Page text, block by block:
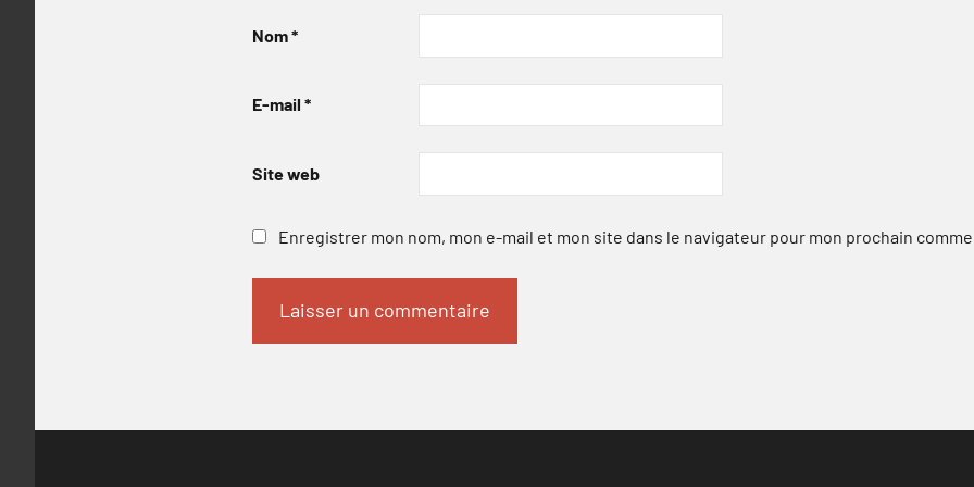
Nom*
E-mail *
Site web
Enregistrer mon nom, mon e-mail et mon site dans le navigateur pour mon prochain